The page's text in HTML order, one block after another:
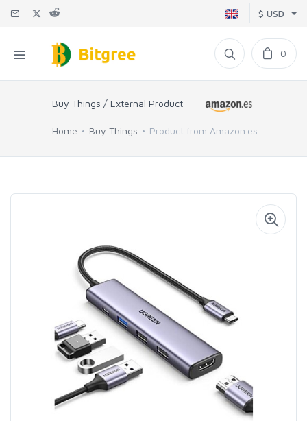
$ USD
0
Buy Things / External Product
Home Buy Things Product from Amazon.es